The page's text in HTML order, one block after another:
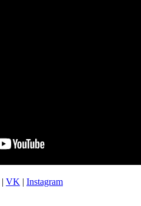
| VK | Instagram